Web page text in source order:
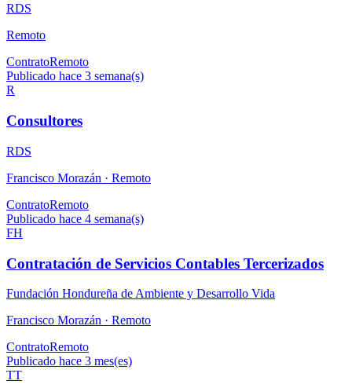
RDS
Remoto
ContratoRemoto
Publicado hace 3 semana(s)
R
Consultores
RDS
Francisco Morazán · Remoto
ContratoRemoto
Publicado hace 4 semana(s)
FH
Contratación de Servicios Contables Tercerizados
Fundación Hondureña de Ambiente y Desarrollo Vida
Francisco Morazán · Remoto
ContratoRemoto
Publicado hace 3 mes(es)
TT